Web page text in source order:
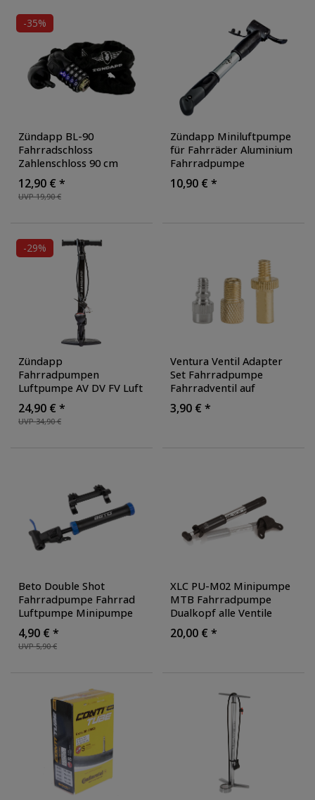
-35%
Zündapp BL-90
Fahrradschloss
Zahlenschloss 90 cm
Kettenschloss mit LED
Licht Fahrrad Schloss E
Bike Kette
UVP 19,90 €
12,90 € *
Zündapp Miniluftpumpe
für Fahrräder Aluminium
Fahrradpumpe
Luftpumpe Fahrrad
universal AV DV FV
10,90 € *
-29%
Zündapp
Fahrradpumpen
Luftpumpe AV DV FV Luft
Pumpen Fahrrad Pumpe
Standluftpumpe mit
Ballnadel Matratze
UVP 34,90 €
24,90 € *
Ventura Ventil Adapter
Set Fahrradpumpe
Fahrradventil auf
Luftpumpe Fahrrad
französisch auf
3,90 € *
Beto Double Shot
Fahrradpumpe Fahrrad
Luftpumpe Minipumpe
AV/DV/FV + Balladapter
Fahrradluftpumpe
UVP 5,90 €
4,90 € *
XLC PU-M02 Minipumpe
MTB Fahrradpumpe
Dualkopf alle Ventile
Fahrrad Pumpe
20,00 € *